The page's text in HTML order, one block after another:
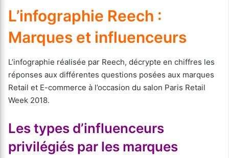
L’infographie Reech :
Marques et influenceurs
L’infographie réalisée par Reech, décrypte en chiffres les
réponses aux différentes questions posées aux marques
Retail et E-commerce à l’occasion du salon Paris Retail
Week 2018.
Les types d’influenceurs
privilégiés par les marques